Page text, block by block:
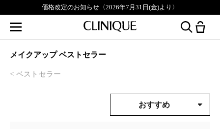
価格改定のお知らせ〈2026年7月31日(金)より〉
メイクアップ ベストセラー
ベストセラー